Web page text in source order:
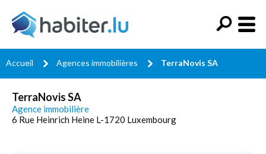
Accueil Agences immobilières TerraNovis SA
TerraNovis SA
Agence immobilière
6 Rue Heinrich Heine L-1720 Luxembourg